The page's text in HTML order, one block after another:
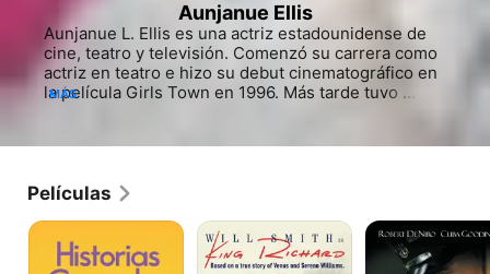
Aunjanue Ellis
Aunjanue L. Ellis es una actriz estadounidense de
cine, teatro y televisión.​ Comenzó su carrera como
actriz en teatro​ e hizo su debut cinematográfico en
la película Girls Town en 1996. Más tarde tuvo
éxito de taquilla.
MÁS
Películas
Historias
Cruzadas
King
Richard
Hombres
honor